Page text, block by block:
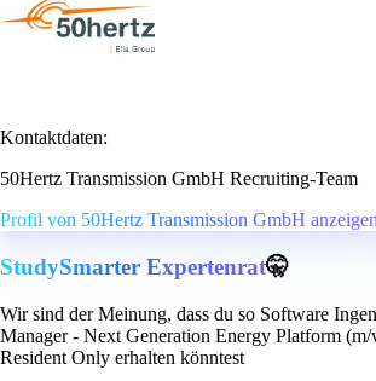
Kontaktdaten:
50Hertz Transmission GmbH Recruiting-Team
Profil von 50Hertz Transmission GmbH anzeigen
StudySmarter Expertenrat🤫
Wir sind der Meinung, dass du so Software
Manager - Next Generation Energy Platform
Resident Only erhalten könntest